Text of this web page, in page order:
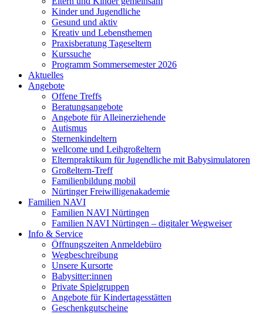
Kinder und Jugendliche
Gesund und aktiv
Kreativ und Lebensthemen
Praxisberatung Tageseltern
Kurssuche
Programm Sommersemester 2026
Aktuelles
Angebote
Offene Treffs
Beratungsangebote
Angebote für Alleinerziehende
Autismus
Sternenkindeltern
wellcome und Leihgroßeltern
Elternpraktikum für Jugendliche mit Babysimulatoren
Großeltern-Treff
Familienbildung mobil
Nürtinger Freiwilligenakademie
Familien NAVI
Familien NAVI Nürtingen
Familien NAVI Nürtingen – digitaler Wegweiser
Info & Service
Öffnungszeiten Anmeldebüro
Wegbeschreibung
Unsere Kursorte
Babysitter:innen
Private Spielgruppen
Angebote für Kindertagesstätten
Geschenkgutscheine